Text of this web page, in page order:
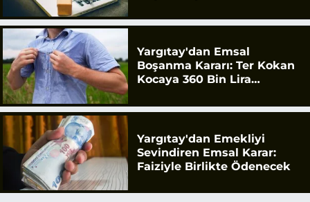
Yargıtay'dan Emsal
Boşanma Kararı: Ter Kokan
Kocaya 360 Bin Lira
Yargıtay'dan Emekliyi
Sevindiren Emsal Karar:
Faiziyle Birlikte Ödenecek